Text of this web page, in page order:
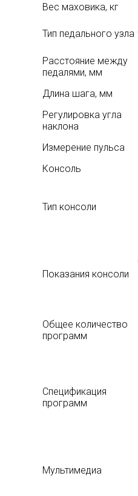
Вес маховика, кг
Тип педального узла
Расстояние между
педалями, мм
Длина шага, мм
Регулировка угла
наклона
Измерение пульса
Консоль
Тип консоли
Показания консоли
Общее количество
программ
Спецификация
программ
Мультимедиа